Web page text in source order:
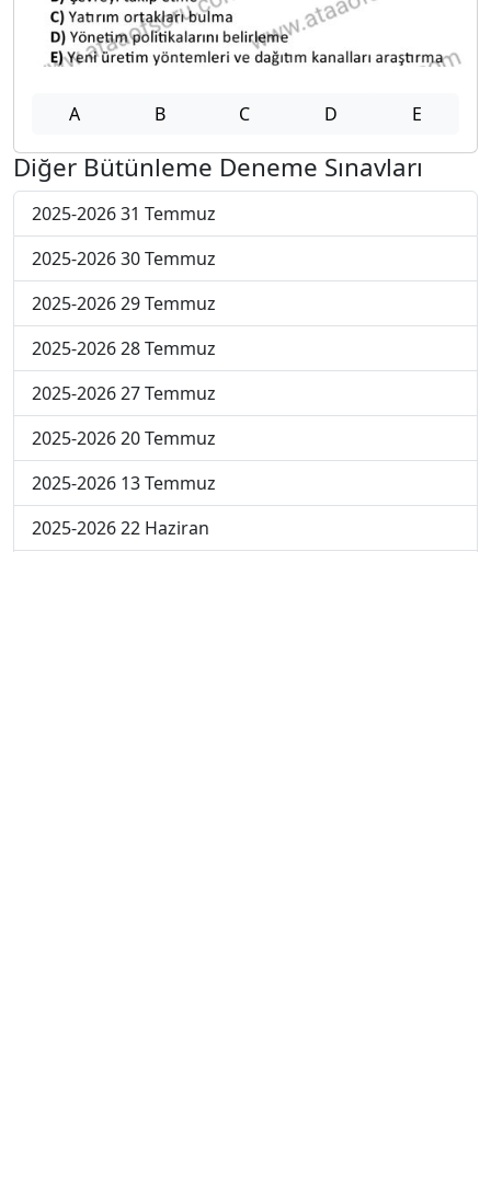
A B C D E
Diğer Bütünleme Deneme Sınavları
2025-2026 31 Temmuz
2025-2026 30 Temmuz
2025-2026 29 Temmuz
2025-2026 28 Temmuz
2025-2026 27 Temmuz
2025-2026 20 Temmuz
2025-2026 13 Temmuz
2025-2026 22 Haziran